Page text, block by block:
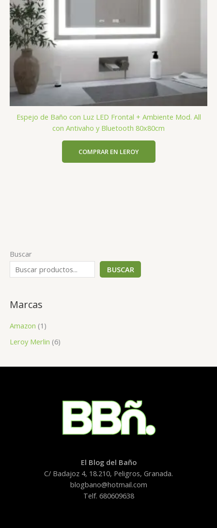
Buscar
BUSCAR
Marcas
Amazon (1)
Leroy Merlin (6)
Espejo de Baño con Luz LED Frontal + Ambiente Mod. All
con Antivaho y Bluetooth 80x80cm
COMPRAR EN LEROY
El Blog del Baño
C/ Badajoz 4, 18.210, Peligros, Granada.
blogbano@hotmail.com
Telf. 680609638